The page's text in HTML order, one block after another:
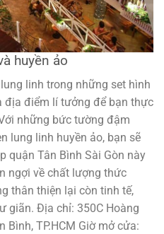
huyền ảo
linh trong những set hình
địa điểm lí tưởng để bạn thực
những bức tường đậm
lung linh huyền ảo, bạn sẽ
quận Tân Bình Sài Gòn này
ngợi về chất lượng thức
thân thiện lại còn tinh tế,
giãn. Địa chỉ: 350C Hoàng
Bình, TP.HCM Giờ mở cửa: